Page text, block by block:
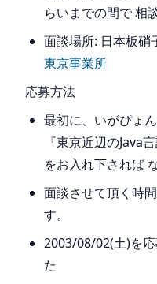
らいまでの間で 相
面談場所: 日本板硝
東京事業所
応募方法
最初に、いがぴょ
『東京近辺のJava
をお入れ下されば
面談させて頂く時
す。
2003/08/02(土)を
た